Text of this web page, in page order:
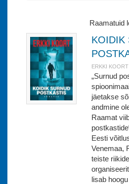
Raamatuid
KOIDIK
ERKKI KOORT
„Surnud
jäetakse
andmine
Raamat
Eesti
Venemaa,
teiste
lisab